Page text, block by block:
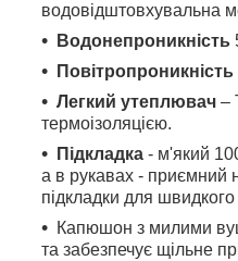
водовідштовхувальна
Водонепроникність
Повітропроникність
Легкий утеплювач –
термоізоляцією.
Підкладка - м'який
а в рукавах - приємний
підкладки для
Капюшон з милими
та забезпечує щільне